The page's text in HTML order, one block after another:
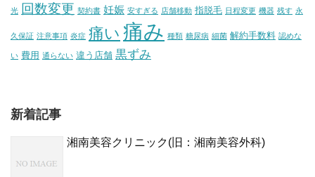
光 回数変更 契約書 妊娠 安すぎる 店舗移動 指脱毛 日程変更 機器 残す 永
久保証 注意事項 炎症 痛い 痛み 種類 糖尿病 細菌 解約手数料 認めな
い 費用 通らない 違う店舗 黒ずみ
新着記事
湘南美容クリニック(旧：湘南美容外科)